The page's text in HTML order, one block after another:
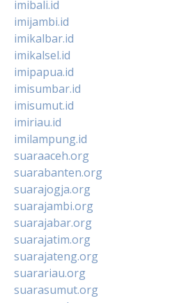
imibali.id
imijambi.id
imikalbar.id
imikalsel.id
imipapua.id
imisumbar.id
imisumut.id
imiriau.id
imilampung.id
suaraaceh.org
suarabanten.org
suarajogja.org
suarajambi.org
suarajabar.org
suarajatim.org
suarajateng.org
suarariau.org
suarasumut.org